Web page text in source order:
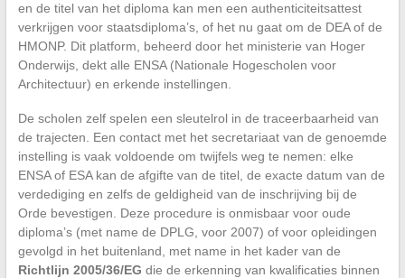
en de titel van het diploma kan men een authenticiteitsattest
verkrijgen voor staatsdiploma’s, of het nu gaat om de DEA of de
HMONP. Dit platform, beheerd door het ministerie van Hoger
Onderwijs, dekt alle ENSA (Nationale Hogescholen voor
Architectuur) en erkende instellingen.
De scholen zelf spelen een sleutelrol in de traceerbaarheid van
de trajecten. Een contact met het secretariaat van de genoemde
instelling is vaak voldoende om twijfels weg te nemen: elke
ENSA of ESA kan de afgifte van de titel, de exacte datum van de
verdediging en zelfs de geldigheid van de inschrijving bij de
Orde bevestigen. Deze procedure is onmisbaar voor oude
diploma’s (met name de DPLG, voor 2007) of voor opleidingen
gevolgd in het buitenland, met name in het kader van de
Richtlijn 2005/36/EG die de erkenning van kwalificaties binnen